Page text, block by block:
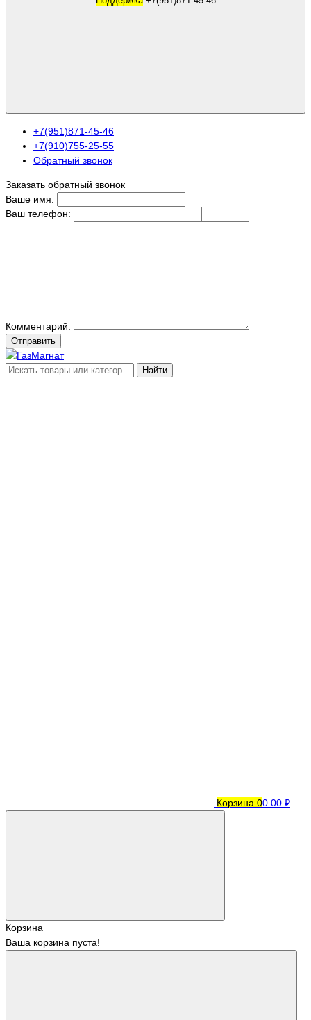
+7(951)871-45-46
+7(910)755-25-55
Обратный звонок
Заказать обратный звонок
Ваше имя:
Ваш телефон:
Комментарий:
Отправить
Найти
Корзина 00.00 ₽
Корзина
Ваша корзина пуста!